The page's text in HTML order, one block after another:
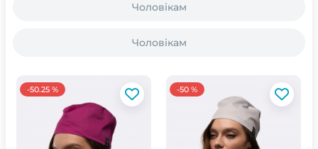
Чоловікам
Чоловікам
-50.25 % -50 %